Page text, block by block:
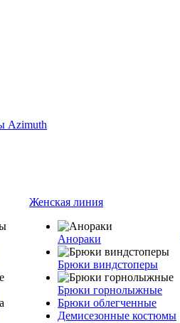
Женская линия
Анораки
Брюки виндстоперы
Брюки горнолыжные
Брюки облегченные
Демисезонные костюмы